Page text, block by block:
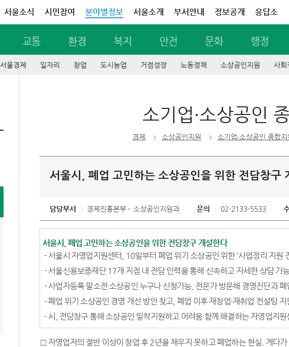
서울소식 시민참여 분야별정보 서울소개 부서안내 정보공개 응답소
교통 환경 복지 안전 문화 행정
서울경제 일자리 창업 도시농업 거점성장 노동정책 소상공인지원 사회
소기업∙소상공인
경제 소상공인지원 소기업∙소상공인 종합지
서울시, 폐업 고민하는 소상공인을 위한 전담창구
담당부서 경제진흥본부 소상공인지원과 문의 02-2133-5533
서울시, 폐업 고민하는 소상공인을 위한 전담창구 개설한다
- 서울시 자영업지원센터, 10일부터 폐업 위기 소상공인 위한 ‘사업정리 지원
- 서울신용보증재단 17개 지점 내 전담 인력을 통해 신속하고 자세한 상담 가
- 사업자등록 말소전 소상공인 누구나 신청가능, 전문가 방문해 경영진단과 폐
- 폐업 위기 소상공인 경영 개선 방안 찾고, 폐업 이후 재창업·재취업 컨설팅 지
- 시, 전담창구 통해 소상공인 밀착지원하고 어려움 함께 해결하는 자영업지원
□ 자영업자의 절반 이상이 창업 후 2년을 채우지 못하고 폐업하는 현실. 게다